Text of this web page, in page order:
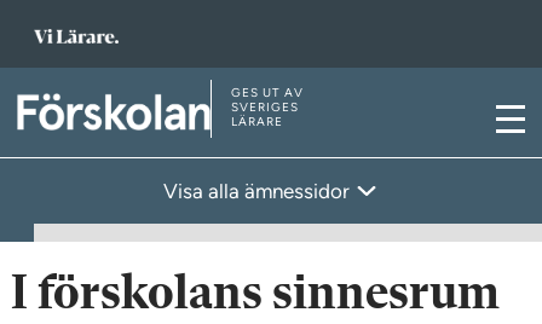
l
s
a
t
T
i
s
t
a
GES UT AV
SVERIGES
LÄRARE
M
Visa alla ämnessidor
I förskolans sinnesrum